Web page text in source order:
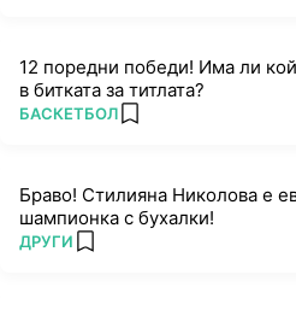
12 поредни победи! Има ли
в битката за титлата?
ПОВЕЧЕ ОТ
БАСКЕТБОЛ add favorites
Браво! Стилияна Николова е
шампионка с бухалки!
ПОВЕЧЕ ОТ
ДРУГИ add favorites